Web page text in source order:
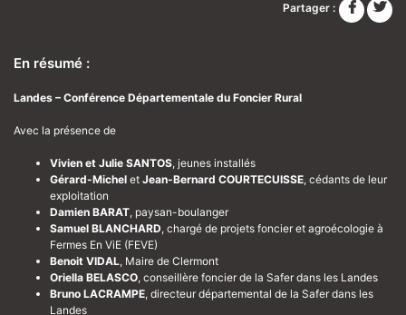
Partager :
En résumé :
Landes – Conférence Départementale du Foncier Rural
Avec la présence de
Vivien et Julie SANTOS, jeunes installés
Gérard-Michel et Jean-Bernard COURTECUISSE, cédants de leur
exploitation
Damien BARAT, paysan-boulanger
Samuel BLANCHARD, chargé de projets foncier et agroécologie à
Fermes En ViE (FEVE)
Benoit VIDAL, Maire de Clermont
Oriella BELASCO, conseillère foncier de la Safer dans les Landes
Bruno LACRAMPE, directeur départemental de la Safer dans les
Landes